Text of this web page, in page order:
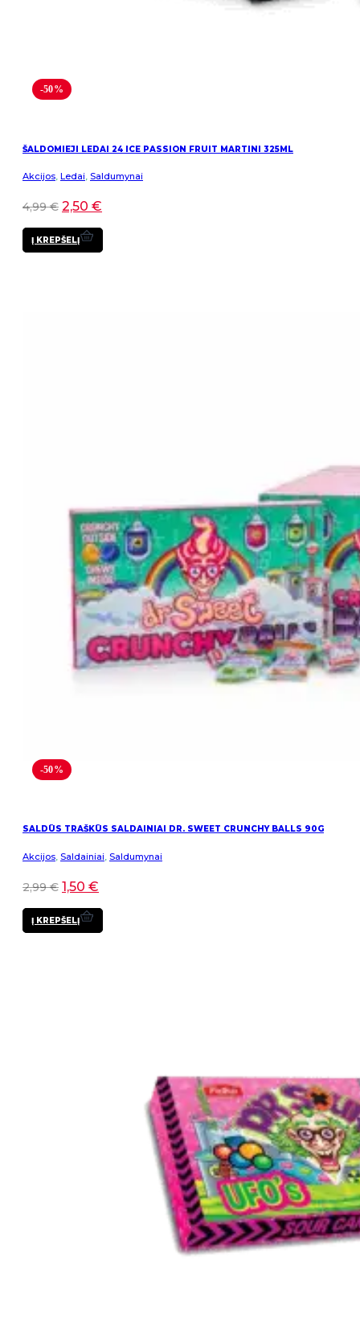
-50%
ŠALDOMIEJI LEDAI 24 ICE PASSION FRUIT MARTINI 325ML
Akcijos, Ledai, Saldumynai
4,99€ 2,50 €
Į KREPŠELĮ
-50%
SALDŪS TRAŠKŪS SALDAINIAI DR. SWEET CRUNCHY BALLS 90G
Akcijos Saldainiai Saldumynai
2,99€ 1,50 €
Į KREPŠELĮ